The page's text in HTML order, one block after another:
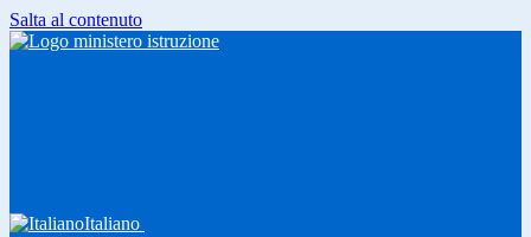
Salta al contenuto
Italiano